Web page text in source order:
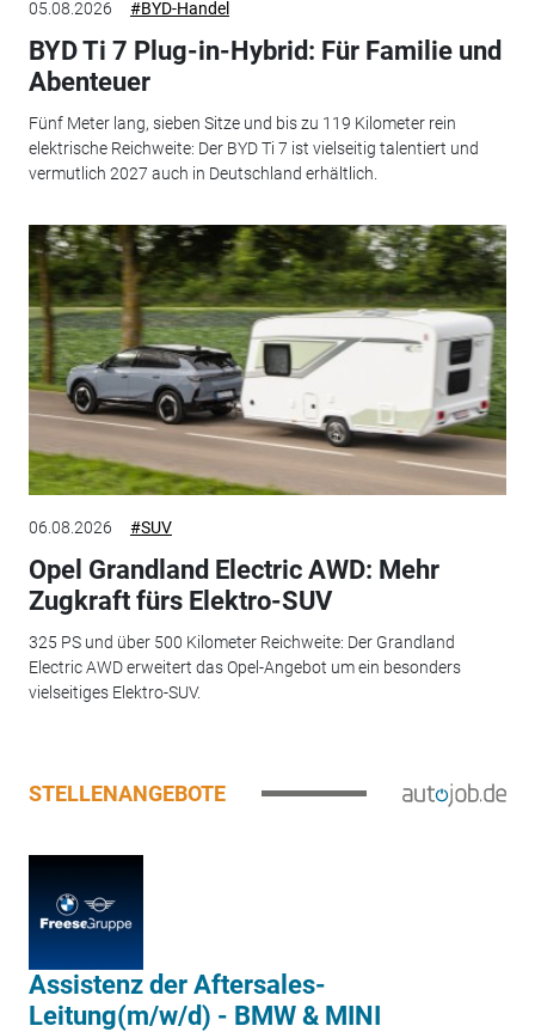
05.08.2026 #BYD-Handel
BYD Ti 7 Plug-in-Hybrid: Für Familie und
Abenteuer
Fünf Meter lang, sieben Sitze und bis zu 119 Kilometer rein
elektrische Reichweite: Der BYD Ti 7 ist vielseitig talentiert und
vermutlich 2027 auch in Deutschland erhältlich.
06.08.2026 #SUV
Opel Grandland Electric AWD: Mehr
Zugkraft fürs Elektro-SUV
325 PS und über 500 Kilometer Reichweite: Der Grandland
Electric AWD erweitert das Opel-Angebot um ein besonders
vielseitiges Elektro-SUV.
STELLENANGEBOTE
Assistenz der Aftersales-
Leitung(m/w/d) - BMW & MINI